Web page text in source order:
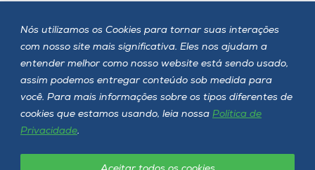
Nós utilizamos os Cookies para tornar suas interações
com nosso site mais significativa. Eles nos ajudam a
entender melhor como nosso website está sendo usado,
assim podemos entregar conteúdo sob medida para
você. Para mais informações sobre os tipos diferentes de
cookies que estamos usando, leia nossa Política de
Privacidade.
Siga a Unoesc